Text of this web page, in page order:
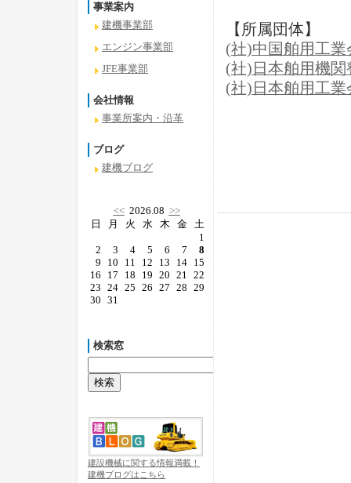
事業案内
建機事業部
エンジン事業部
JFE事業部
会社情報
事業所案内・沿革
ブログ
建機ブログ
<<2026.08 >>
日
2
9
16
23
30
月
3
10
17
24
31
火
4
11
18
25
水
5
12
19
26
木
6
13
20
27
金
7
14
21
28
土
1
8
15
22
29
検索窓
建設機械に関する情報満載！
建機ブログはこちら
【所属団体】
(社)中国舶用工業
(社)日本舶用機関
(社)日本舶用工業